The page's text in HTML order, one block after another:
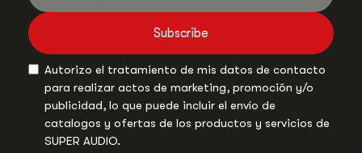
Subscribe
Autorizo el tratamiento de mis datos de contacto
para realizar actos de marketing, promoción y/o
publicidad, lo que puede incluir el envío de
catalogos y ofertas de los productos y servicios de
SUPER AUDIO.